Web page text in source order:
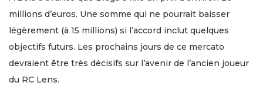
millions d’euros. Une somme qui ne pourrait baisser
légèrement (à 15 millions) si l’accord inclut quelques
objectifs futurs. Les prochains jours de ce mercato
devraient être très décisifs sur l’avenir de l’ancien joueur
du RC Lens.